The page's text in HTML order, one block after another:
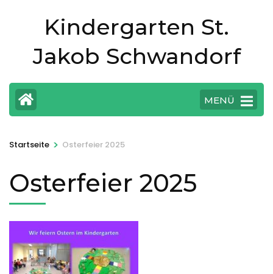
(Eingabetaste
Kindergarten St.
Jakob Schwandorf
MENÜ
Startseite > Osterfeier 2025
Osterfeier 2025